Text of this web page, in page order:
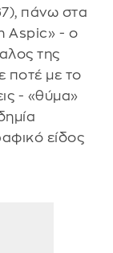
πάνω στα
Aspic» - ο
της
ποτέ με το
- «θύμα»
είδος